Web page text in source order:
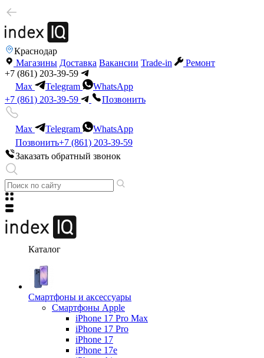
Краснодар
Магазины Доставка Вакансии Trade-in
Ремонт
+7 (861) 203-39-59
Max
Telegram
WhatsApp
+7 (861) 203-39-59
Позвонить
Max Telegram
WhatsApp
Позвонить+7 (861) 203-39-59
Заказать обратный звонок
Каталог
Смартфоны и аксессуары
Смартфоны Apple
iPhone 17 Pro Max
iPhone 17 Pro
iPhone 17
iPhone 17e